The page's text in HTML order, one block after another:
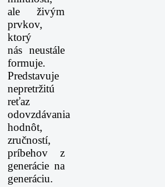
ale živým
prvkov,
ktorý
nás neustále
formuje.
Predstavuje
nepretržitú
reťaz
odovzdávania
hodnôt,
zručností,
príbehov z
generácie na
generáciu.